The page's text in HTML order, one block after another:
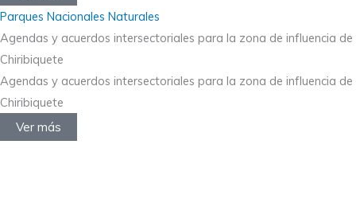
Parques Nacionales Naturales
Agendas y acuerdos intersectoriales para la zona de influencia de
Chiribiquete
Agendas y acuerdos intersectoriales para la zona de influencia de
Chiribiquete
Ver más